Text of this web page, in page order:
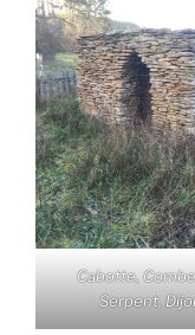
Cabotte,
Serpent,